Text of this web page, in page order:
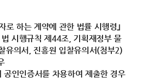
로 하는 계약에 관한 법률 시행령｣
시행규칙 제44조, 기획재정부 물
유의서, 진흥원 입찰유의서(첨부2)
공인인증서를 차용하여 제출한 경우